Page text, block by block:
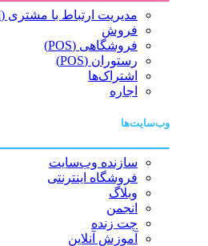
مدیریت ارتباط با مشتری (CRM)
فروش
فروشگاهی (POS)
رستوران (POS)
اشتراک‌ها
اجاره
وب‌سایت‌ها
سازنده وب‌سایت
فروشگاه اینترنتی
وبلاگ
انجمن
چت زنده
آموزش آنلاین